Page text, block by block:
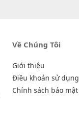
Về Chúng Tôi
Giới thiệu
Điều khoản sử dụng
Chính sách bảo mật